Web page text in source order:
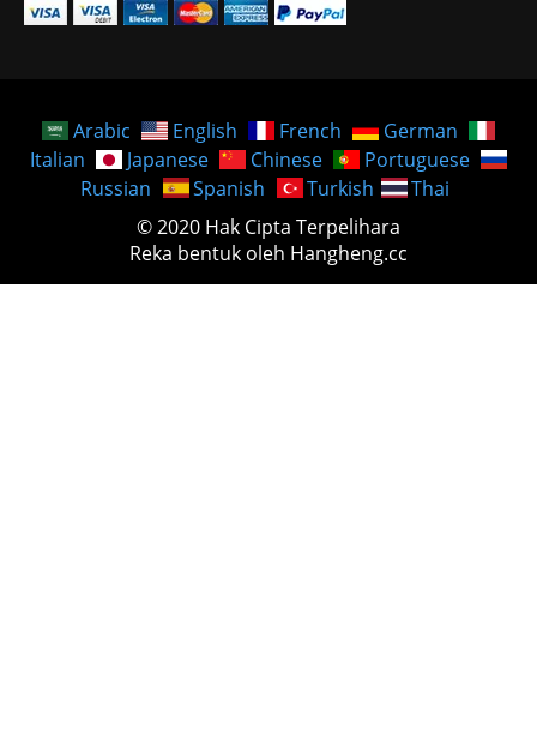
Arabic English French
German
Italian
Japanese Chinese
Portuguese
Russian
Spanish Turkish
Thai
© 2020 Hak Cipta Terpelihara
Reka bentuk oleh Hangheng.cc